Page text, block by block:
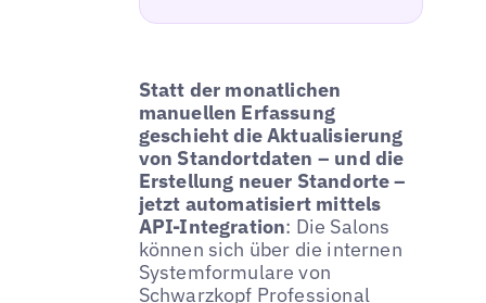
Statt der monatlichen
manuellen Erfassung
geschieht die Aktualisierung
von Standortdaten – und die
Erstellung neuer Standorte –
jetzt automatisiert mittels
API-Integration: Die Salons
können sich über die internen
Systemformulare von
Schwarzkopf Professional